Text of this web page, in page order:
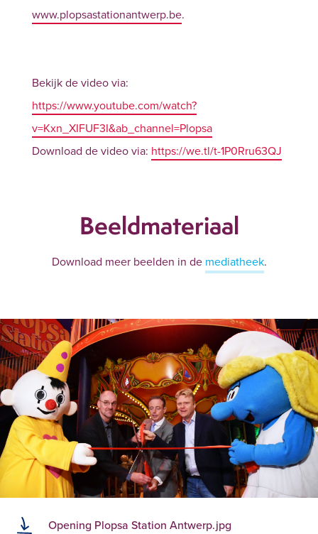
www.plopsastationantwerp.be.
Bekijk de video via:
https://www.youtube.com/watch?
v=Kxn_XIFUF3I&ab_channel=Plopsa
Download de video via: https://we.tl/t-1P0Rru63QJ
Beeldmateriaal
Download meer beelden in de mediatheek.
Opening Plopsa Station Antwerp.jpg